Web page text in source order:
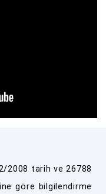
2008 tarih ve 26788
göre bilgilendirme